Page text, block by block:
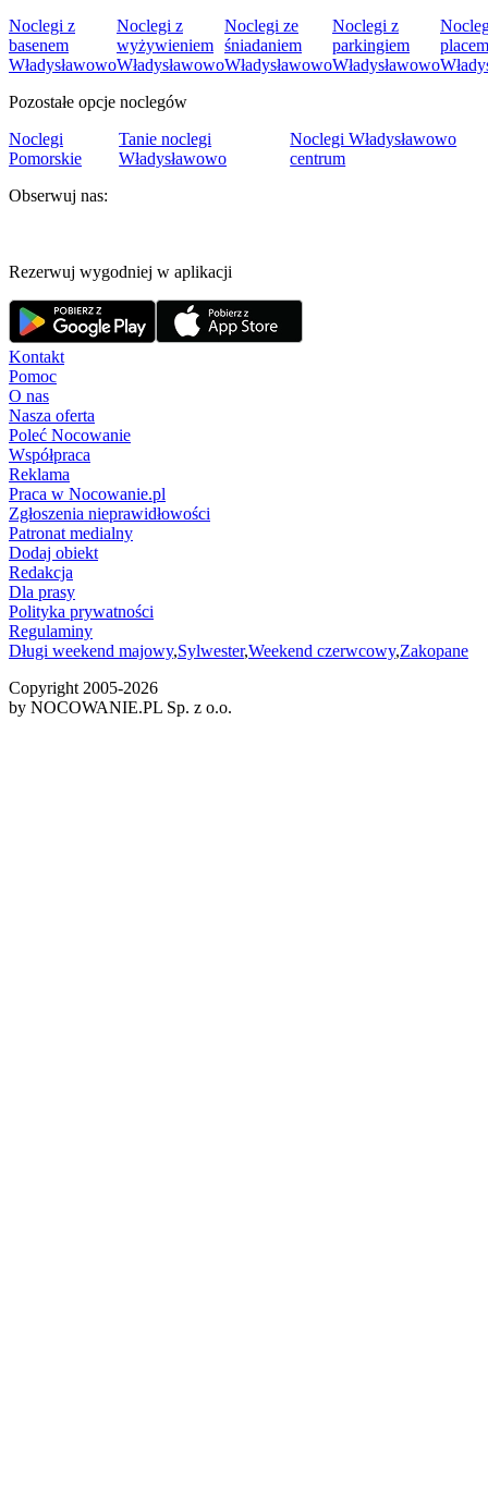
Noclegi z
basenem
Władysławowo
Noclegi z
wyżywieniem
Władysławowo
Noclegi ze
śniadaniem
Władysławowo
Noclegi z
parkingiem
Władysławowo
Pozostałe opcje noclegów
Noclegi
Pomorskie
Tanie noclegi
Władysławowo
Noclegi Władysławowo
centrum
Obserwuj nas:
Rezerwuj wygodniej w aplikacji
Kontakt
Pomoc
O nas
Nasza oferta
Poleć Nocowanie
Współpraca
Reklama
Praca w Nocowanie.pl
Zgłoszenia nieprawidłowości
Patronat medialny
Dodaj obiekt
Redakcja
Dla prasy
Polityka prywatności
Regulaminy
Długi weekend majowy,Sylwester,Weekend czerwcowy,Zakopane
Copyright 2005-2026
by NOCOWANIE.PL Sp. z o.o.